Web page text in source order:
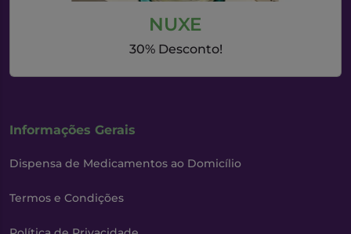
NUXE
30% Desconto!
Informações Gerais
Dispensa de Medicamentos ao Domicílio
Termos e Condições